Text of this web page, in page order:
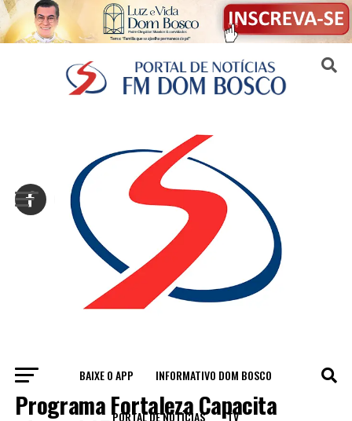
BAIXE O APP INFORMATIVO DOM BOSCO
PORTAL DE NOTÍCIAS TV
BLOG
Programa Fortaleza Capacita
Sair da versão mobile